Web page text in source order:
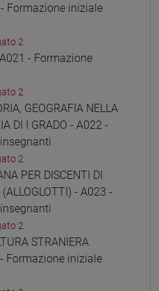
- Formazione iniziale
2
- Formazione
2
GEOGRAFIA NELLA
DI I GRADO - A022 -
2
PER DISCENTI DI
- A023 -
2
STRANIERA
- Formazione iniziale